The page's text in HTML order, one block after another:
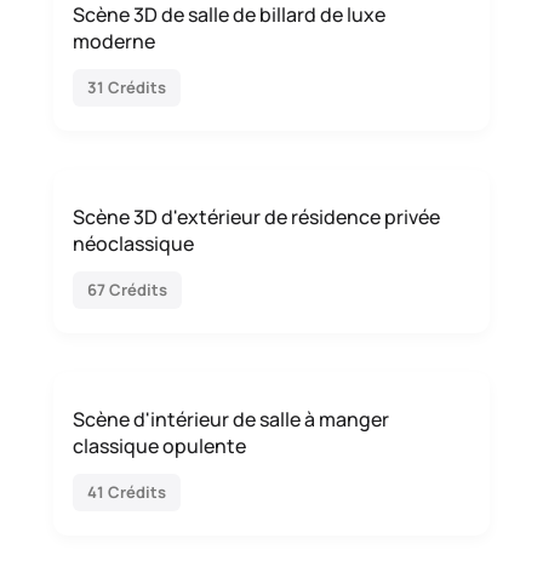
Scène 3D de salle de billard de luxe
moderne
31 Crédits
Scène 3D d'extérieur de résidence privée
néoclassique
67 Crédits
Scène d'intérieur de salle à manger
classique opulente
41 Crédits